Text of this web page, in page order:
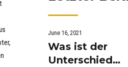
June 16, 2021
Was ist der
Unterschied